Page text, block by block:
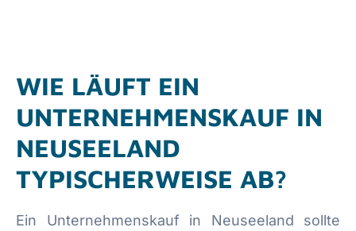
WIE LÄUFT EIN
UNTERNEHMENSKAUF IN
NEUSEELAND
TYPISCHERWEISE AB?
Ein Unternehmenskauf in Neuseeland sollte